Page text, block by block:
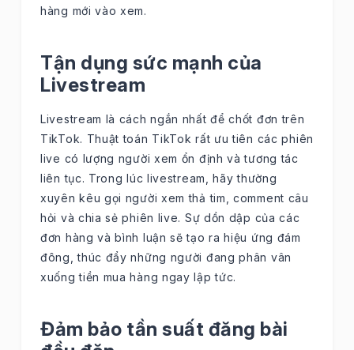
hàng mới vào xem.
Tận dụng sức mạnh của
Livestream
Livestream là cách ngắn nhất để chốt đơn trên
TikTok. Thuật toán TikTok rất ưu tiên các phiên
live có lượng người xem ổn định và tương tác
liên tục. Trong lúc livestream, hãy thường
xuyên kêu gọi người xem thả tim, comment câu
hỏi và chia sẻ phiên live. Sự dồn dập của các
đơn hàng và bình luận sẽ tạo ra hiệu ứng đám
đông, thúc đẩy những người đang phân vân
xuống tiền mua hàng ngay lập tức.
Đảm bảo tần suất đăng bài